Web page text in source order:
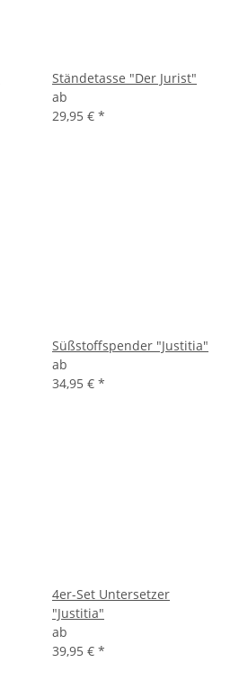
Ständetasse "Der Jurist"
ab
29,95 € *
Süßstoffspender "Justitia"
ab
34,95 € *
4er-Set Untersetzer
"Justitia"
ab
39,95 € *